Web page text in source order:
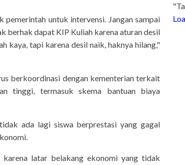
untuk intervensi. Jangan sampai
berhak dapat KIP Kuliah karena aturan desil
kaya, tapi karena desil naik, haknya hilang,"
berkoordinasi dengan kementerian terkait
tinggi, termasuk skema bantuan biaya
ada lagi siswa berprestasi yang gagal
karena latar belakang ekonomi yang tidak